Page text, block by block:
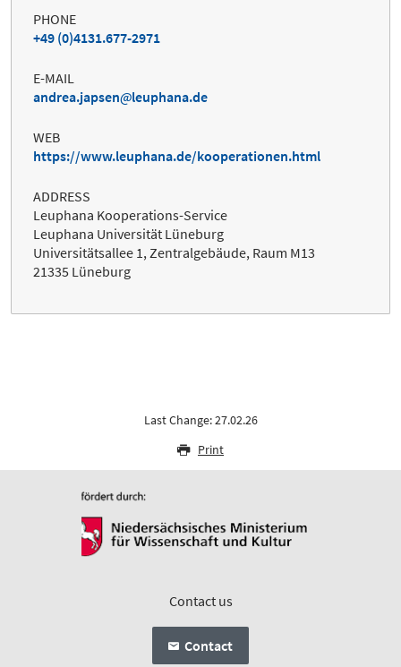
PHONE
+49 (0)4131.677-2971
E-MAIL
andrea.japsen
leuphana.de
WEB
https://www.leuphana.de/kooperationen.html
ADDRESS
Leuphana Kooperations-Service
Leuphana Universität Lüneburg
Universitätsallee 1, Zentralgebäude, Raum M13
21335 Lüneburg
Last Change: 27.02.26
Print
Contact us
Contact